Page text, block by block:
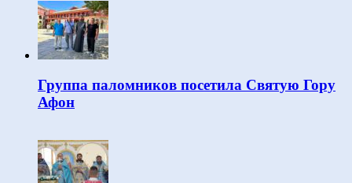
Группа паломников посетила Святую Гору
Афон